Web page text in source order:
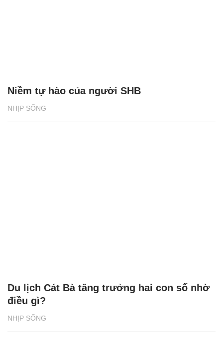
NHỊP SỐNG
Niềm tự hào của người SHB
NHỊP SỐNG
Du lịch Cát Bà tăng trưởng hai con số nhờ
điều gì?